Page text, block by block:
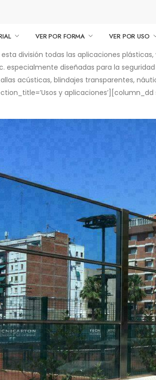
VER POR FORMA VER POR USO
división todas las aplicaciones
especialmente diseñadas para la
acústicas, blindajes transparentes,
y aplicaciones’][column_dd